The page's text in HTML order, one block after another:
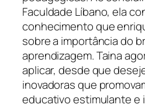
Faculdade Líbano, ela
conhecimento que
sobre a importância do
aprendizagem. Taina
aplicar, desde que
inovadoras que
educativo estimulante e